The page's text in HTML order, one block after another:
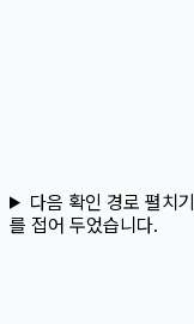
다음 확인 경로 펼치기
를 접어 두었습니다.